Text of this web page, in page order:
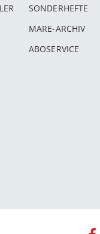
SONDERHEFTE
MARE-ARCHIV
ABOSERVICE